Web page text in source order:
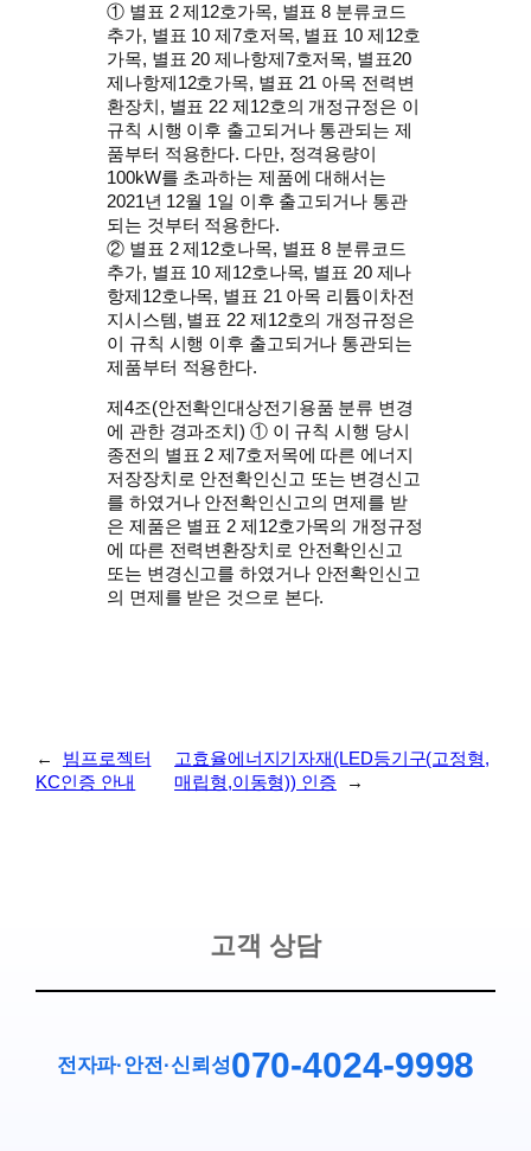
① 별표 2 제12호가목, 별표 8 분류코드
추가, 별표 10 제7호저목, 별표 10 제12호
가목, 별표 20 제나항제7호저목, 별표20
제나항제12호가목, 별표 21 아목 전력변
환장치, 별표 22 제12호의 개정규정은 이
규칙 시행 이후 출고되거나 통관되는 제
품부터 적용한다. 다만, 정격용량이
100kW를 초과하는 제품에 대해서는
2021년 12월 1일 이후 출고되거나 통관
되는 것부터 적용한다.
② 별표 2 제12호나목, 별표 8 분류코드
추가, 별표 10 제12호나목, 별표 20 제나
항제12호나목, 별표 21 아목 리튬이차전
지시스템, 별표 22 제12호의 개정규정은
이 규칙 시행 이후 출고되거나 통관되는
제품부터 적용한다.
제4조(안전확인대상전기용품 분류 변경
에 관한 경과조치) ① 이 규칙 시행 당시
종전의 별표 2 제7호저목에 따른 에너지
저장장치로 안전확인신고 또는 변경신고
를 하였거나 안전확인신고의 면제를 받
은 제품은 별표 2 제12호가목의 개정규정
에 따른 전력변환장치로 안전확인신고
또는 변경신고를 하였거나 안전확인신고
의 면제를 받은 것으로 본다.
←
빔프로젝터
KC인증 안내
고효율에너지기자재(LED등기구(고정형,
매립형,이동형)) 인증
→
고객 상담
전자파·안전 ·신뢰성070-4024-9998